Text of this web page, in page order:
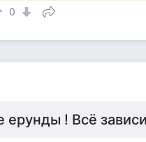
0
ерунды ! Всё